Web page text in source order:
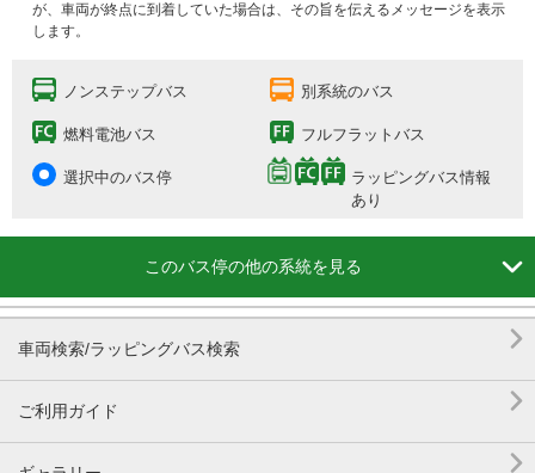
が、車両が終点に到着していた場合は、その旨を伝えるメッセージを表示
します。
ノンステップバス 別系統のバス
燃料電池バス フルフラットバス
選択中のバス停
ラッピングバス情報
あり
このバス停の他の系統を見る 
車両検索/ラッピングバス検索 
ご利用ガイド 
